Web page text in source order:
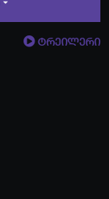
ტრეილერი